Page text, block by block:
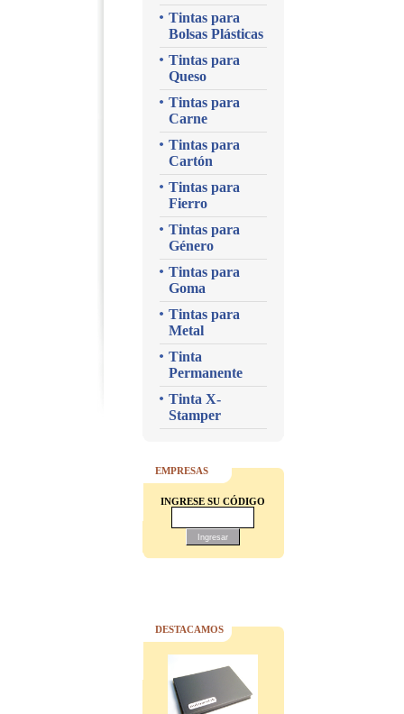
Tintas para
Bolsas Plásticas
Tintas para
Queso
Tintas para
Carne
Tintas para
Cartón
Tintas para
Fierro
Tintas para
Género
Tintas para
Goma
Tintas para
Metal
Tinta
Permanente
Tinta X-
Stamper
EMPRESAS
INGRESE SU CÓDIGO
DESTACAMOS